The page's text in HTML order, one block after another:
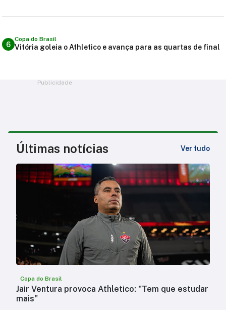
6
Copa do Brasil
Vitória goleia o Athletico e avança para as quartas de final
Publicidade
Últimas notícias Ver tudo
Copa do Brasil
Jair Ventura provoca Athletico: "Tem que estudar
mais"